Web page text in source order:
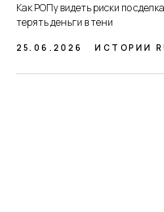
Как РОПу видеть риски по
терять деньги в тени
25.06.2026 ИСТОРИИ